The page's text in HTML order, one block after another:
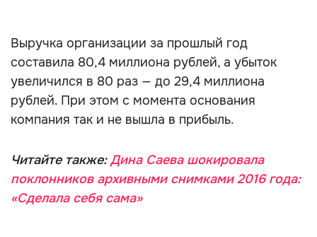
Выручка организации за прошлый год
составила 80,4 миллиона рублей, а убыток
увеличился в 80 раз — до 29,4 миллиона
рублей. При этом с момента основания
компания так и не вышла в прибыль.
Читайте также:Дина Саева шокировала
поклонников архивными снимками 2016 года:
«Сделала себя сама»